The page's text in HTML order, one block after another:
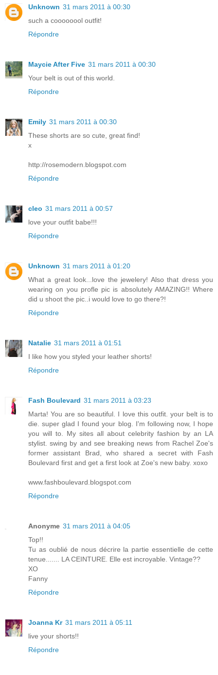
Unknown 31 mars 2011 à 00:30
such a coooooool outfit!
Répondre
Maycie After Five 31 mars 2011 à 00:30
Your belt is out of this world.
Répondre
Emily 31 mars 2011 à 00:30
These shorts are so cute, great find!
x
http://rosemodern.blogspot.com
Répondre
cleo 31 mars 2011 à 00:57
love your outfit babe!!!
Répondre
Unknown 31 mars 2011 à 01:20
What a great look...love the jewelery! Also that dress you
wearing on you profle pic is absolutely AMAZING!! Where
did u shoot the pic..i would love to go there?!
Répondre
Natalie 31 mars 2011 à 01:51
I like how you styled your leather shorts!
Répondre
Fash Boulevard 31 mars 2011 à 03:23
Marta! You are so beautiful. I love this outfit. your belt is to
die. super glad I found your blog. I'm following now, I hope
you will to. My sites all about celebrity fashion by an LA
stylist. swing by and see breaking news from Rachel Zoe's
former assistant Brad, who shared a secret with Fash
Boulevard first and get a first look at Zoe's new baby. xoxo
www.fashboulevard.blogspot.com
Répondre
Anonyme 31 mars 2011 à 04:05
Top!!
Tu as oublié de nous décrire la partie essentielle de cette
tenue....... LA CEINTURE. Elle est incroyable. Vintage??
XO
Fanny
Répondre
Joanna Kr 31 mars 2011 à 05:11
live your shorts!!
Répondre